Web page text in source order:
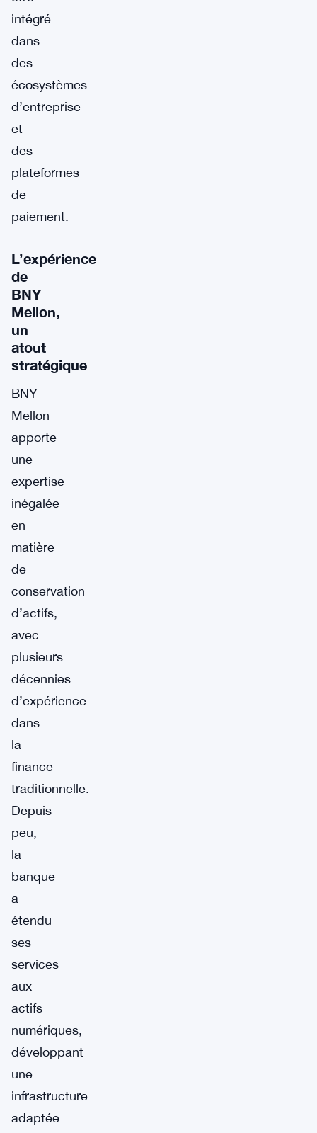
intégré
dans
des
écosystèmes
d’entreprise
et
des
plateformes
de
paiement.
L’expérience
de
BNY
Mellon,
un
atout
stratégique
BNY
Mellon
apporte
une
expertise
inégalée
en
matière
de
conservation
d’actifs,
avec
plusieurs
décennies
d’expérience
dans
la
finance
traditionnelle.
Depuis
peu,
la
banque
a
étendu
ses
services
aux
actifs
numériques,
développant
une
infrastructure
adaptée